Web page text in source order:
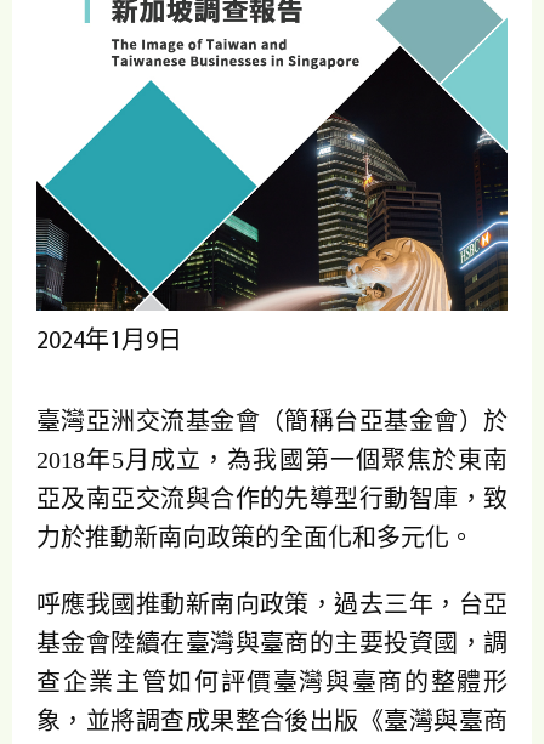
2024年1月9日
臺灣亞洲交流基金會（簡稱台亞基金會）於
2018年5月成立，為我國第一個聚焦於東南
亞及南亞交流與合作的先導型行動智庫，致
力於推動新南向政策的全面化和多元化。
呼應我國推動新南向政策，過去三年，台亞
基金會陸續在臺灣與臺商的主要投資國，調
查企業主管如何評價臺灣與臺商的整體形
象，並將調查成果整合後出版《臺灣與臺商